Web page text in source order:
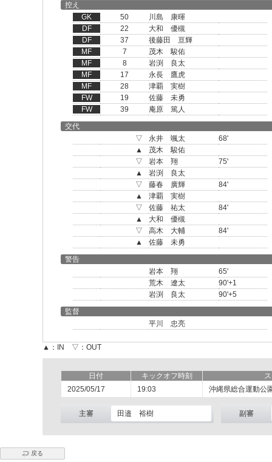
控え
GK
50
川島 康暉
DF
22
大和 優槻
DF
37
後藤田 亘輝
MF
7
茂木 駿佑
MF
8
岩渕 良太
MF
17
永長 鷹虎
MF
28
津覇 実樹
FW
19
佐藤 未勇
FW
39
庵原 篤人
交代
▽
永井 颯太
68'
▲
茂木 駿佑
▽
岩本 翔
75'
▲
岩渕 良太
▽
藤春 廣輝
84'
▲
津覇 実樹
▽
佐藤 祐太
84'
▲
大和 優槻
▽
高木 大輔
84'
▲
佐藤 未勇
警告
岩本 翔
65'
荒木 遼太
90'+1
岩渕 良太
90'+5
監督
平川 忠亮
▲：IN ▽：OUT
日付 キックオフ時刻
2025/05/17
19:03 沖縄県総合運動公
主審 田邉 裕樹 副審
戻る